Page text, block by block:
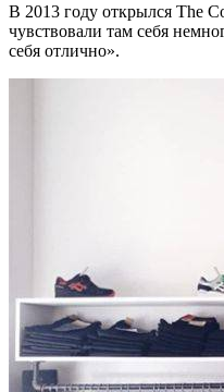
В 2013 году открылся The
чувствовали там себя
себя отлично».